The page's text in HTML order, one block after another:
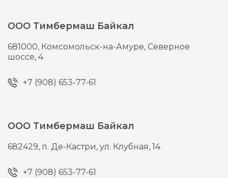
ООО Тимбермаш Байкал
681000, Комсомольск-на-Амуре, Северное
шоссе, 4
+7 (908) 653-77-61
ООО Тимбермаш Байкал
682429, п. Де-Кастри,ул. Клубная, 14
+7 (908) 653-77-61